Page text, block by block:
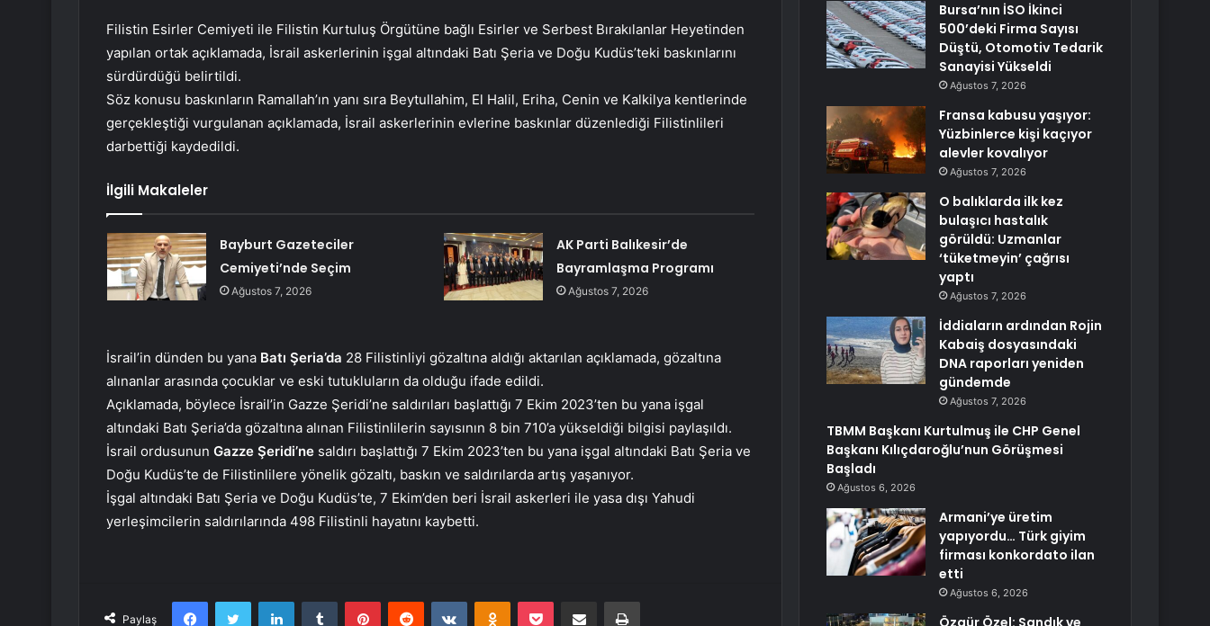
Filistin Esirler Cemiyeti ile Filistin Kurtuluş Örgütüne bağlı Esirler ve Serbest Bırakılanlar Heyetinden
yapılan ortak açıklamada, İsrail askerlerinin işgal altındaki Batı Şeria ve Doğu Kudüs’teki baskınlarını
sürdürdüğü belirtildi.
Söz konusu baskınların Ramallah’ın yanı sıra Beytullahim, El Halil, Eriha, Cenin ve Kalkilya kentlerinde
gerçekleştiği vurgulanan açıklamada, İsrail askerlerinin evlerine baskınlar düzenlediği Filistinlileri
darbettiği kaydedildi.
İlgili Makaleler
Bayburt Gazeteciler
Cemiyeti’nde Seçim
Ağustos 7, 2026
AK Parti Balıkesir’de
Bayramlaşma Programı
Ağustos 7, 2026
İsrail’in dünden bu yana Batı Şeria’da 28 Filistinliyi gözaltına aldığı aktarılan açıklamada, gözaltına
alınanlar arasında çocuklar ve eski tutukluların da olduğu ifade edildi.
Açıklamada, böylece İsrail’in Gazze Şeridi’ne saldırıları başlattığı 7 Ekim 2023’ten bu yana işgal
altındaki Batı Şeria’da gözaltına alınan Filistinlilerin sayısının 8 bin 710’a yükseldiği bilgisi paylaşıldı.
İsrail ordusunun Gazze Şeridi’ne saldırı başlattığı 7 Ekim 2023’ten bu yana işgal altındaki Batı Şeria ve
Doğu Kudüs’te de Filistinlilere yönelik gözaltı, baskın ve saldırılarda artış yaşanıyor.
İşgal altındaki Batı Şeria ve Doğu Kudüs’te, 7 Ekim’den beri İsrail askerleri ile yasa dışı Yahudi
yerleşimcilerin saldırılarında 498 Filistinli hayatını kaybetti.
Paylaş
FacebookTwitter LinkedInTumblr PinterestReddit VKontakteOdnoklassniki
Pocket E-Posta ile paylaş Yazdır
Bursa’nın İSO İkinci
500’deki Firma Sayısı
Düştü, Otomotiv Tedarik
Sanayisi Yükseldi
Ağustos 7, 2026
Fransa kabusu yaşıyor:
Yüzbinlerce kişi kaçıyor
alevler kovalıyor
Ağustos 7, 2026
O balıklarda ilk kez
bulaşıcı hastalık
görüldü: Uzmanlar
‘tüketmeyin’ çağrısı
yaptı
Ağustos 7, 2026
İddiaların ardından Rojin
Kabaiş dosyasındaki
DNA raporları yeniden
gündemde
Ağustos 7, 2026
TBMM Başkanı Kurtulmuş ile CHP Genel
Başkanı Kılıçdaroğlu’nun Görüşmesi
Başladı
Ağustos 6, 2026
Armani’ye üretim
yapıyordu… Türk giyim
firması konkordato ilan
etti
Ağustos 6, 2026
Özgür Özel: Sandık ve